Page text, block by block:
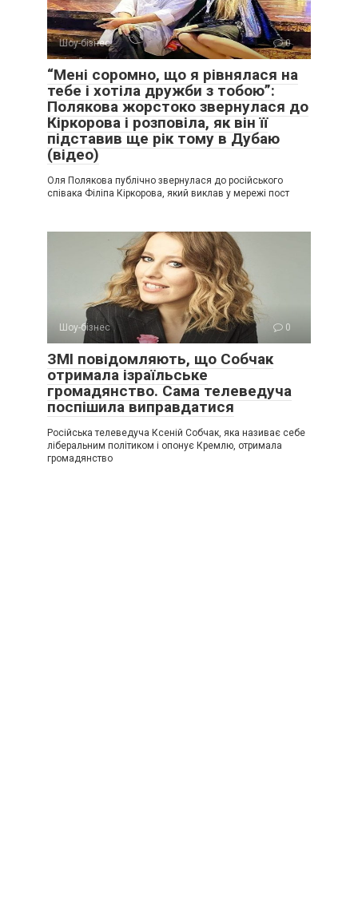
Шоу-бізнес 0
“Мені соромно, що я рівнялася на
тебе і хотіла дружби з тобою”:
Полякова жорстоко звернулася до
Кіркорова і розповіла, як він її
підставив ще рік тому в Дубаю
(відео)
Оля Полякова публічно звернулася до російського
співака Філіпа Кіркорова, який виклав у мережі пост
Шоу-бізнес 0
ЗМІ повідомляють, що Собчак
отримала ізраїльське
громадянство. Сама телеведуча
поспішила виправдатися
Російська телеведуча Ксеній Собчак, яка називає себе
ліберальним політиком і опонує Кремлю, отримала
громадянство